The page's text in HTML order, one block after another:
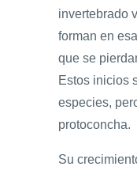
invertebrado
forman en
que se
Estos inicios
especies,
protoconcha.
Su